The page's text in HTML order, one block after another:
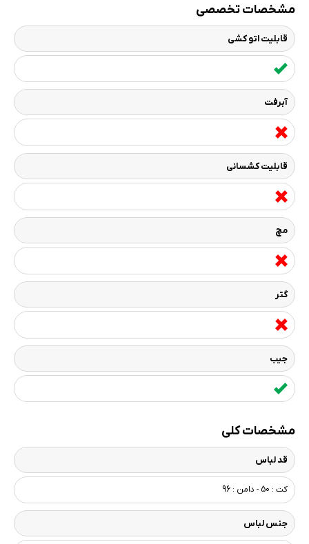
مشخصات تخصصی
قابلیت اتو کشی
آبرفت
قابلیت کشسانی
مچ
گتر
جیب
مشخصات کلی
قد لباس
کت : 50 - دامن : 96
جنس لباس